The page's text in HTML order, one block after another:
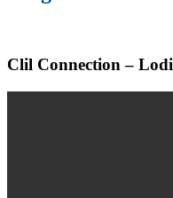
Clil Connection – Lodi